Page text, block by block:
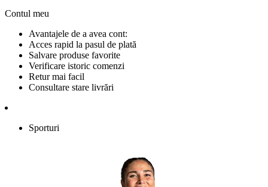
Contul meu
Avantajele de a avea cont:
Acces rapid la pasul de plată
Salvare produse favorite
Verificare istoric comenzi
Retur mai facil
Consultare stare livrări
Sporturi